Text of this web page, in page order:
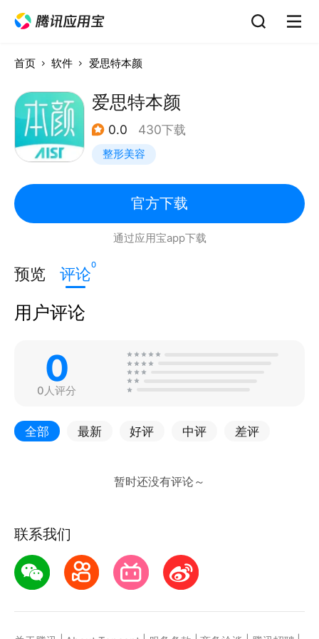
首页 软件 爱思特本颜
爱思特本颜
0.0 430下载
整形美容
官方下载
通过应用宝app下载
预览 评论0
用户评论
0
0人评分
全部 最新 好评 中评 差评
联系我们